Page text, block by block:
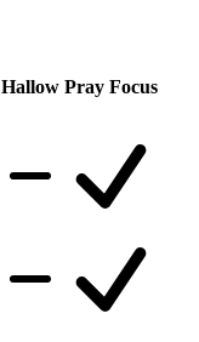
Hallow Pray Focus